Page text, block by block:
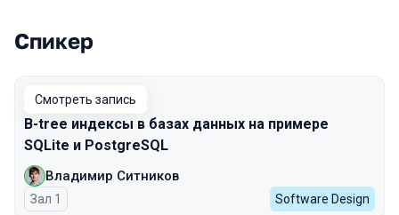
Выступления в сезоне 2023
Спикер
Смотреть запись
B-tree индексы в базах данных на примере
SQLite и PostgreSQL
Владимир Ситников
Зал 1 Software Design